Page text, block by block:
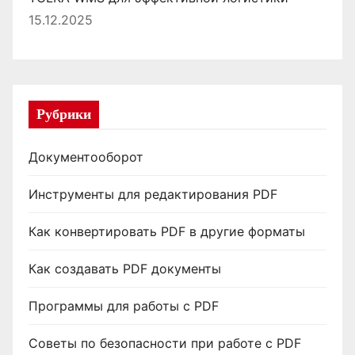
15.12.2025
Рубрики
Документооборот
Инструменты для редактирования PDF
Как конвертировать PDF в другие форматы
Как создавать PDF документы
Программы для работы с PDF
Советы по безопасности при работе с PDF